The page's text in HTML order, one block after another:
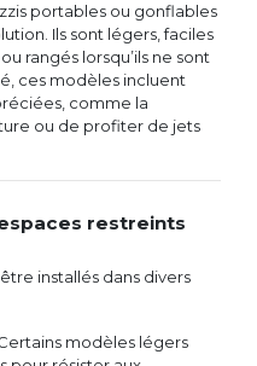
portables ou gonflables
Ils sont légers, faciles
rangés lorsqu’ils ne sont
ces modèles incluent
comme la
ou de profiter de jets
restreints
installés dans divers
modèles légers